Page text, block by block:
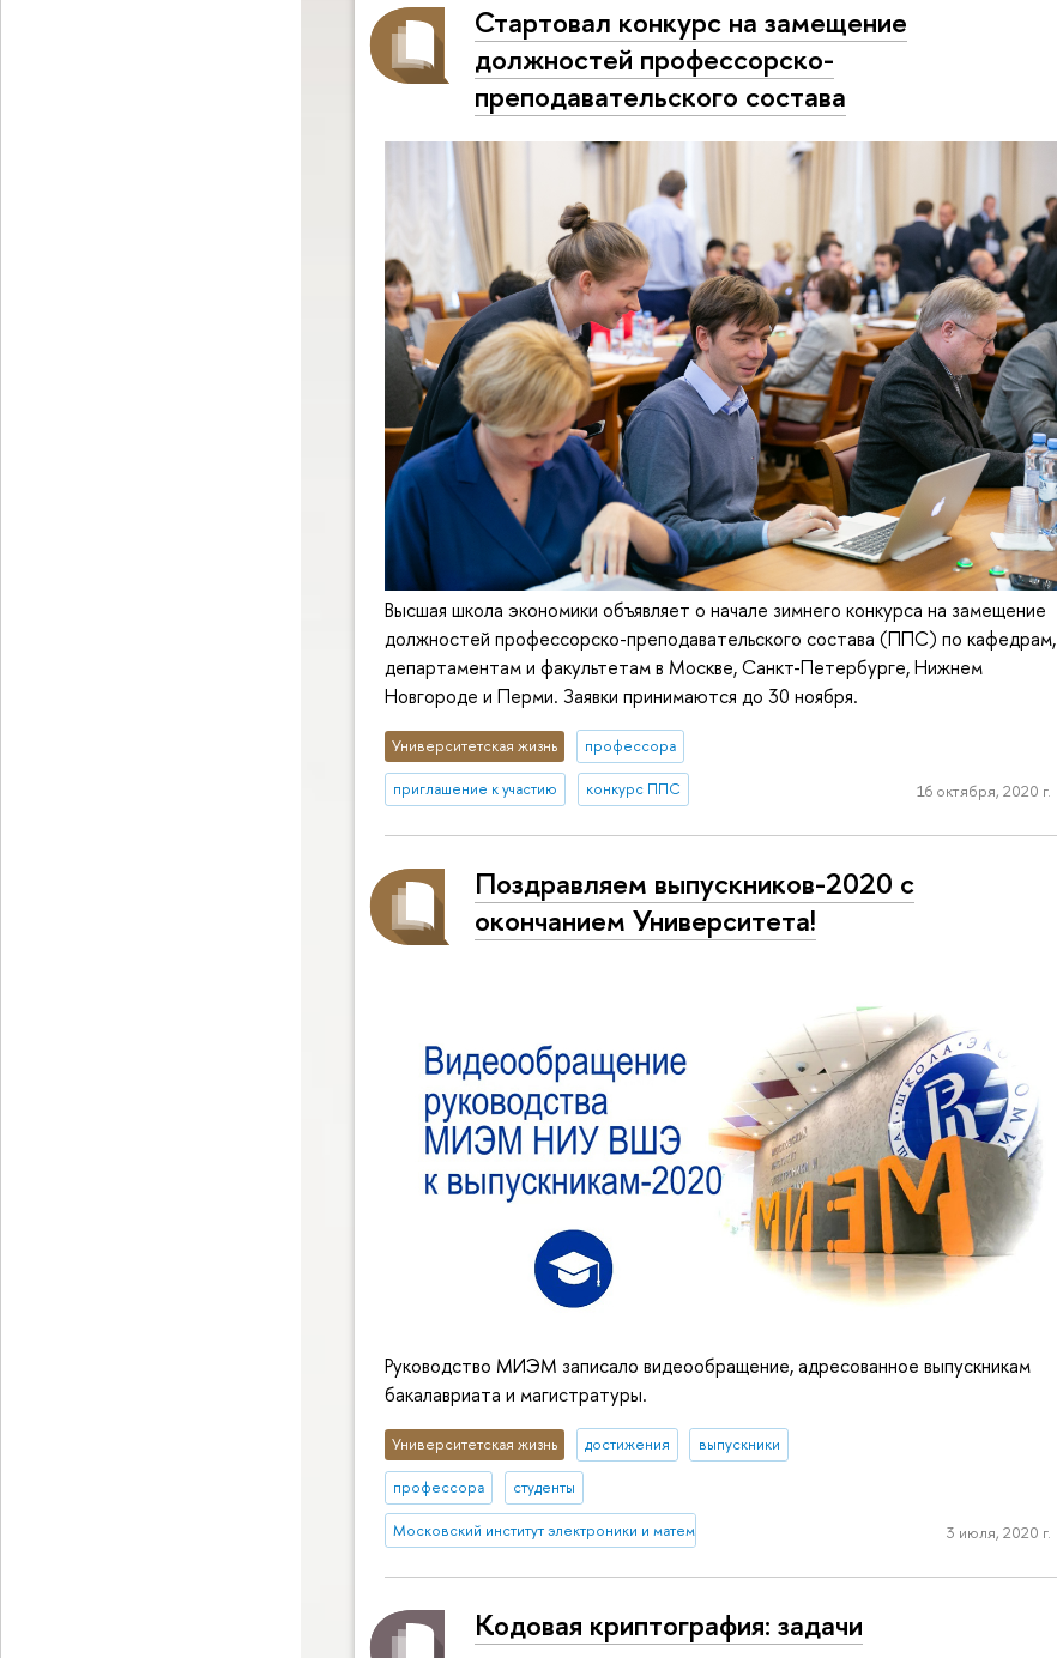
Стартовал конкурс на замещение
должностей профессорско-
преподавательского состава
Высшая школа экономики объявляет о начале зимнего конкурса на замещение
должностей профессорско-преподавательского состава (ППС) по кафедрам,
департаментам и факультетам в Москве, Санкт-Петербурге, Нижнем
Новгороде и Перми. Заявки принимаются до 30 ноября.
Университетская жизнь профессора
приглашение к участию конкурс ППС 16 октября, 2020 г.
Поздравляем выпускников-2020 с
окончанием Университета!
Руководство МИЭМ записало видеообращение, адресованное выпускникам
бакалавриата и магистратуры.
Университетская жизнь достижения выпускники
профессора студенты
Московский институт электроники и математики им. А.Н. Тихонова 3 июля, 2020 г.
Кодовая криптография: задачи